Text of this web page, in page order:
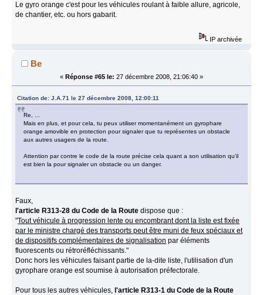
Le gyro orange c'est pour les véhicules roulant à faible allure, agricole,
de chantier, etc. ou hors gabarit.
IP archivée
Be
« Réponse #65 le: 27 décembre 2008, 21:06:40 »
Citation de: J.A.71 le 27 décembre 2008, 12:00:11
Re, ...
Mais en plus, et pour cela, tu peux utiliser momentanément un gyrophare
orange amovible en protection pour signaler que tu représentes un obstacle
aux autres usagers de la route.
Attention par contre le code de la route précise cela quant a son utilisation qu'il
est bien la pour signaler un obstacle ou un danger.
Faux,
l'article R313-28 du Code de la Route dispose que :
"Tout véhicule à progression lente ou encombrant dont la liste est fixée
par le ministre chargé des transports peut être muni de feux spéciaux et
de dispositifs complémentaires de signalisation par éléments
fluorescents ou rétroréfléchissants."
Donc hors les véhicules faisant partie de la-dite liste, l'utilisation d'un
gyrophare orange est soumise à autorisation préfectorale.
Pour tous les autres véhicules, l'article R313-1 du Code de la Route